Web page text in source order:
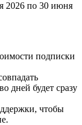
2026 по 30 июня
подписки
дней будет сразу
чтобы